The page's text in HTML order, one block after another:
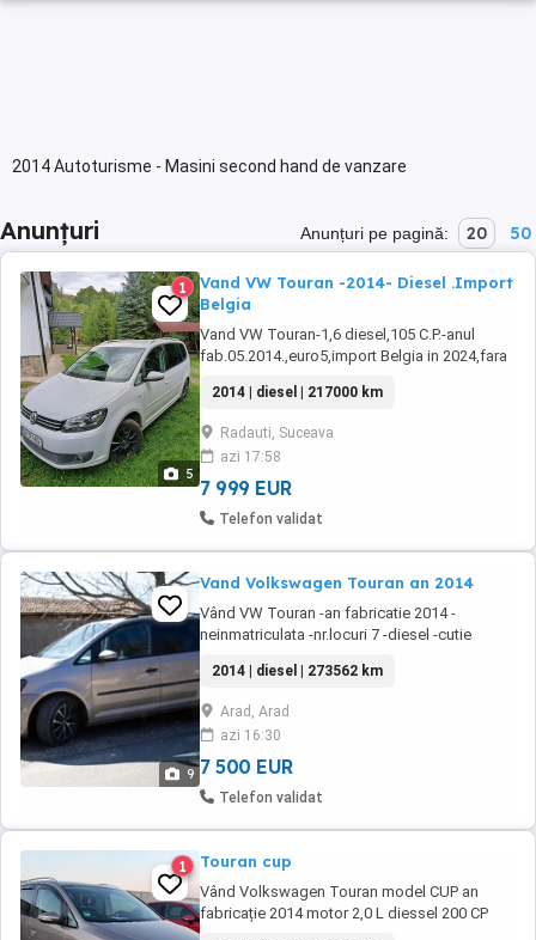
2014 Autoturisme - Masini second hand de vanzare
Anunțuri Anunțuri pe pagină: 20 50
5
1
Vand VW Touran -2014- Diesel .Import
Belgia
Vand VW Touran-1,6 diesel,105 C.P.-anul
fab.05.2014.,euro5,import Belgia in 2024,fara
tehnice.VW TOURAN AN 2014-7 locuri V.I.N.-pt
verificare-la cerere 1.6 DIESEL 105 CP EURO 5
Cutie de viteze manuala KM 217000-CARTE
SERVICE NAVIGAȚIE MARE ÎNCĂLZIRE
SCAUNE SENZORI ...
2014 | diesel | 217000 km
Radauti, Suceava
azi 17:58
7 999 EUR
Telefon validat
9
Vand Volkswagen Touran an 2014
Vând VW Touran -an fabricatie 2014 -
neinmatriculata -nr.locuri 7 -diesel -cutie
autorizata 2240 kg -capacitatea cilindrica
1598 cm3 -putere 77 kw -km la bord 273562 -
senzori parcare fata spate -comenzi volan -
clima -genti aluminiu -panoramic -au fost
schimbate ...
2014 | diesel | 273562 km
Arad, Arad
azi 16:30
7 500 EUR
Telefon validat
1 Touran cup
Vând Volkswagen Touran model CUP an
fabricație 2014 motor 2,0 L diessel 200 CP